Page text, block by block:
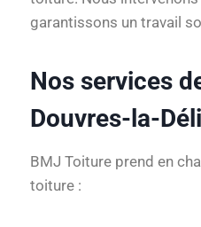
garantissons un travail
Nos services
Douvres-la-
BMJ Toiture prend en
toiture :